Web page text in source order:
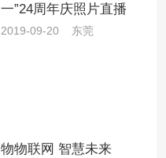
一”24周年庆照片直播
2019-09-20 东莞
物物联网 智慧未来